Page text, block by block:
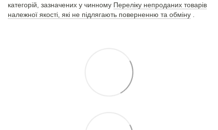
категорій, зазначених у чинному Переліку непроданих товарів
належної якості, які не підлягають поверненню та обміну